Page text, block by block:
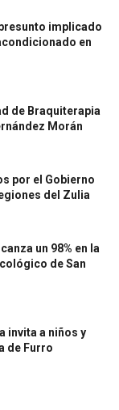
implicado
en
de Braquiterapia
Morán
por el Gobierno
del Zulia
un 98% en la
de San
invita a niños y
de Furro